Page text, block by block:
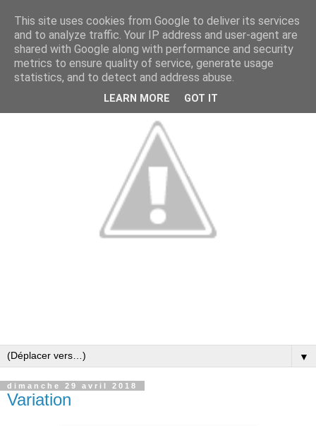
▼
dimanche 29 avril 2018
Variation
This site uses cookies from Google to deliver its services
and to analyze traffic. Your IP address and user-agent are
shared with Google along with performance and security
metrics to ensure quality of service, generate usage
statistics, and to detect and address abuse.
LEARN MORE GOT IT